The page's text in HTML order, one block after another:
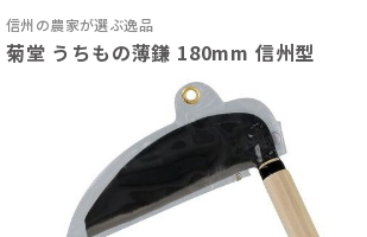
信州の農家が選ぶ逸品
菊堂 うちもの薄鎌 180mm 信州型